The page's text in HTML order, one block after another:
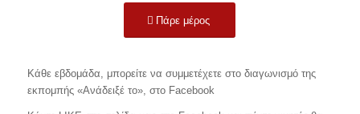
Πάρε μέρος
Κάθε εβδομάδα, μπορείτε να συμμετέχετε στο διαγωνισμό της
εκπομπής «Ανάδειξέ το», στο Facebook